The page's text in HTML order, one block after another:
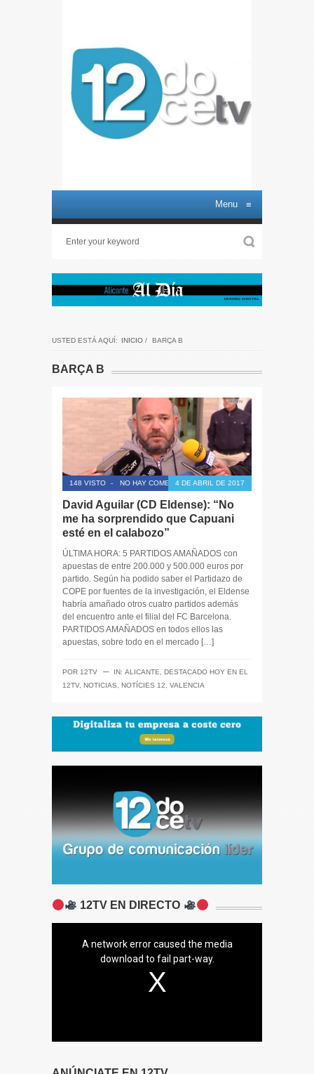
Menu ≡
USTED ESTÁ AQUÍ: INICIO / BARÇA B
BARÇA B
148 VISTO - NO HAY COMENTARIOS4 DE ABRIL DE 2017
David Aguilar (CD Eldense): “No
me ha sorprendido que Capuani
esté en el calabozo”
ÚLTIMA HORA: 5 PARTIDOS AMAÑADOS con
apuestas de entre 200.000 y 500.000 euros por
partido. Según ha podido saber el Partidazo de
COPE por fuentes de la investigación, el Eldense
habría amañado otros cuatro partidos además
del encuentro ante el filial del FC Barcelona.
PARTIDOS AMAÑADOS en todos ellos las
apuestas, sobre todo en el mercado […]
POR 12TV ─ IN: ALICANTE, DESTACADO HOY EN EL
12TV, NOTICIAS, NOTÍCIES 12, VALENCIA
12TV EN DIRECTO
A network error caused the media
download to fail part-way.